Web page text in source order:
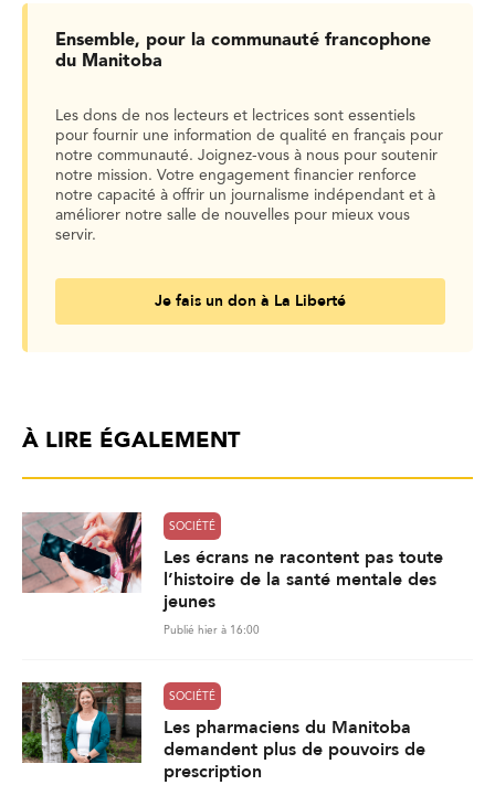
Ensemble, pour la communauté francophone
du Manitoba
Les dons de nos lecteurs et lectrices sont essentiels
pour fournir une information de qualité en français pour
notre communauté. Joignez-vous à nous pour soutenir
notre mission. Votre engagement financier renforce
notre capacité à offrir un journalisme indépendant et à
améliorer notre salle de nouvelles pour mieux vous
servir.
Je fais un don à La Liberté
À LIRE ÉGALEMENT
SOCIÉTÉ
Les écrans ne racontent pas toute
l’histoire de la santé mentale des
jeunes
Publié hier à 16:00
SOCIÉTÉ
Les pharmaciens du Manitoba
demandent plus de pouvoirs de
prescription